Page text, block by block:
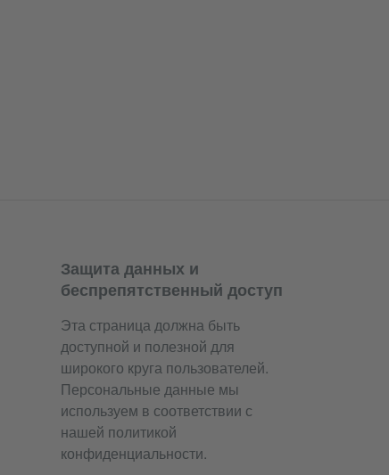
Защита данных и
беспрепятственный доступ
Эта страница должна быть
доступной и полезной для
широкого круга пользователей.
Персональные данные мы
используем в соответствии с
нашей политикой
конфиденциальности.